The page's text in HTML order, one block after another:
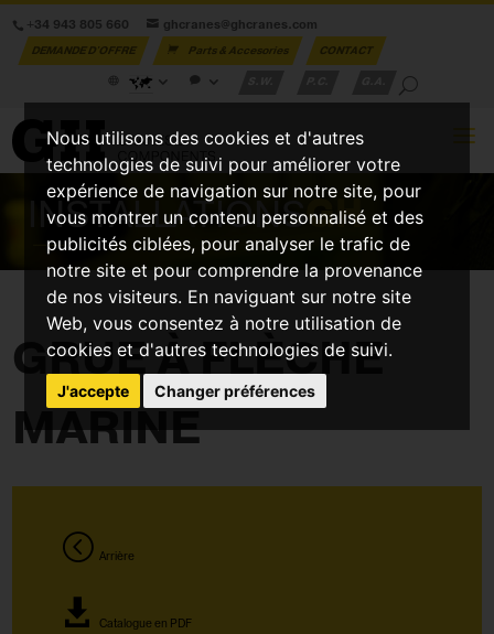
Nous utilisons des cookies et d'autres
technologies de suivi pour améliorer votre
expérience de navigation sur notre site, pour
vous montrer un contenu personnalisé et des
publicités ciblées, pour analyser le trafic de
notre site et pour comprendre la provenance
de nos visiteurs. En naviguant sur notre site
Web, vous consentez à notre utilisation de
cookies et d'autres technologies de suivi.
J'accepte Changer préférences
+34 943 805 660 ghcranes@ghcranes.com
DEMANDE D'OFFRE Parts & Accesories
CONTACT
INSTALLATIONSGH
GRUE À FLÈCHE
MARINE
Arrière
Catalogue en PDF